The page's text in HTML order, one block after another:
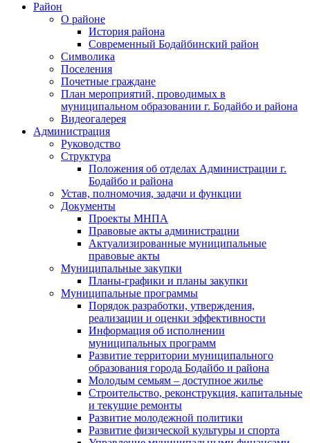
Район
О районе
История района
Современный Бодайбинский район
Символика
Поселения
Почетные граждане
План мероприятий, проводимых в
муниципальном образовании г. Бодайбо и района
Видеогалерея
Администрация
Руководство
Структура
Положения об отделах Администрации г.
Бодайбо и района
Устав, полномочия, задачи и функции
Документы
Проекты МНПА
Правовые акты администрации
Актуализированные муниципальные
правовые акты
Муниципальные закупки
Планы-графики и планы закупки
Муниципальные программы
Порядок разработки, утверждения,
реализации и оценки эффективности
Информация об исполнении
муниципальных программ
Развитие территории муниципального
образования города Бодайбо и района
Молодым семьям – доступное жилье
Строительство, реконструкция, капитальные
и текущие ремонты
Развитие молодежной политики
Развитие физической культуры и спорта